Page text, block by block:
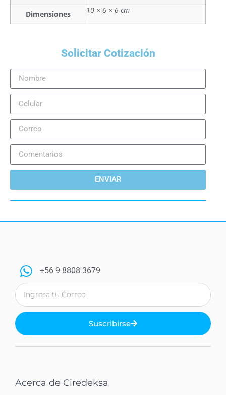
Dimensiones 10 × 6 × 6 cm
Solicitar Cotización
ENVIAR
+56 9 8808 3679
Suscribirse
Acerca de Ciredeksa